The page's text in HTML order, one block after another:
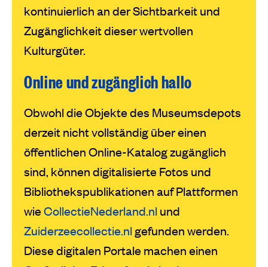
kontinuierlich an der Sichtbarkeit und
Zugänglichkeit dieser wertvollen
Kulturgüter.
Online und zugänglich hallo
Obwohl die Objekte des Museumsdepots
derzeit nicht vollständig über einen
öffentlichen Online-Katalog zugänglich
sind, können digitalisierte Fotos und
Bibliothekspublikationen auf Plattformen
wieCollectieNederland.nl und
Zuiderzeecollectie.nl gefunden werden.
Diese digitalen Portale machen einen